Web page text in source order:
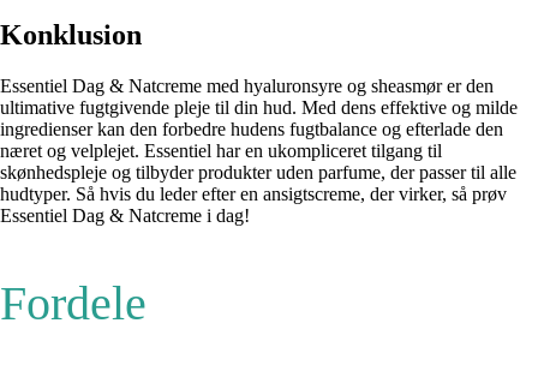
Konklusion
Essentiel Dag & Natcreme med hyaluronsyre og sheasmør er den
ultimative fugtgivende pleje til din hud. Med dens effektive og milde
ingredienser kan den forbedre hudens fugtbalance og efterlade den
næret og velplejet. Essentiel har en ukompliceret tilgang til
skønhedspleje og tilbyder produkter uden parfume, der passer til alle
hudtyper. Så hvis du leder efter en ansigtscreme, der virker, så prøv
Essentiel Dag & Natcreme i dag!
Fordele